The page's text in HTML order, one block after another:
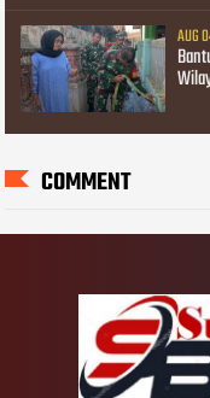
AUG
COMMENT